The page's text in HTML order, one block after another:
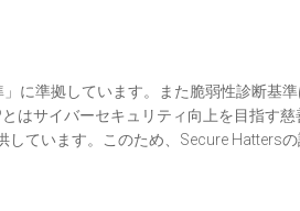
に準拠しています。また脆弱性診断基
はサイバーセキュリティ向上を目指す慈
ています。このため、Secure Hatters